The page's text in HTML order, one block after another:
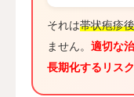
それは帯状疱疹
ません。 適切な
長期化するリス